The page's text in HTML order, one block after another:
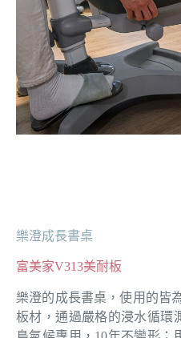
樂澄成長書桌
富美家V313美耐板
樂澄的成長書桌，使用的皆
板材，通過嚴格的浸水循環